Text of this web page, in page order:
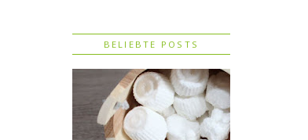
BELIEBTE POSTS